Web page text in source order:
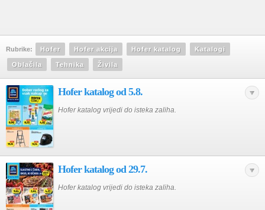
Rubrike: Hofer Hofer akcija Hofer katalog Katalogi
Oblačila Tehnika Živila
Hofer katalog od 5.8.
Hofer katalog vrijedi do isteka zaliha.
Hofer katalog od 29.7.
Hofer katalog vrijedi do isteka zaliha.